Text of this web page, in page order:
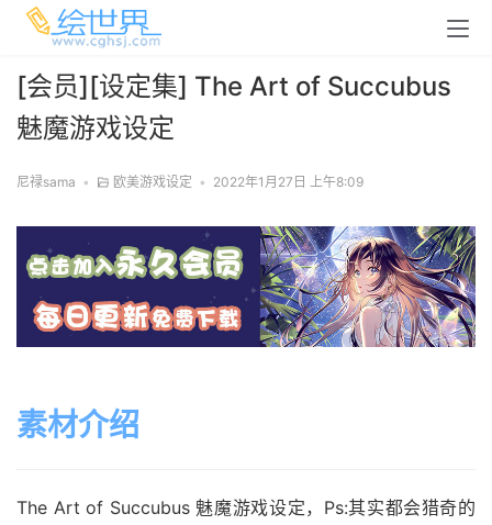
[会员][设定集] The Art of Succubus
魅魔游戏设定
尼禄sama • 欧美游戏设定 • 2022年1月27日 上午8:09
素材介绍
The Art of Succubus 魅魔游戏设定，Ps:其实都会猎奇的